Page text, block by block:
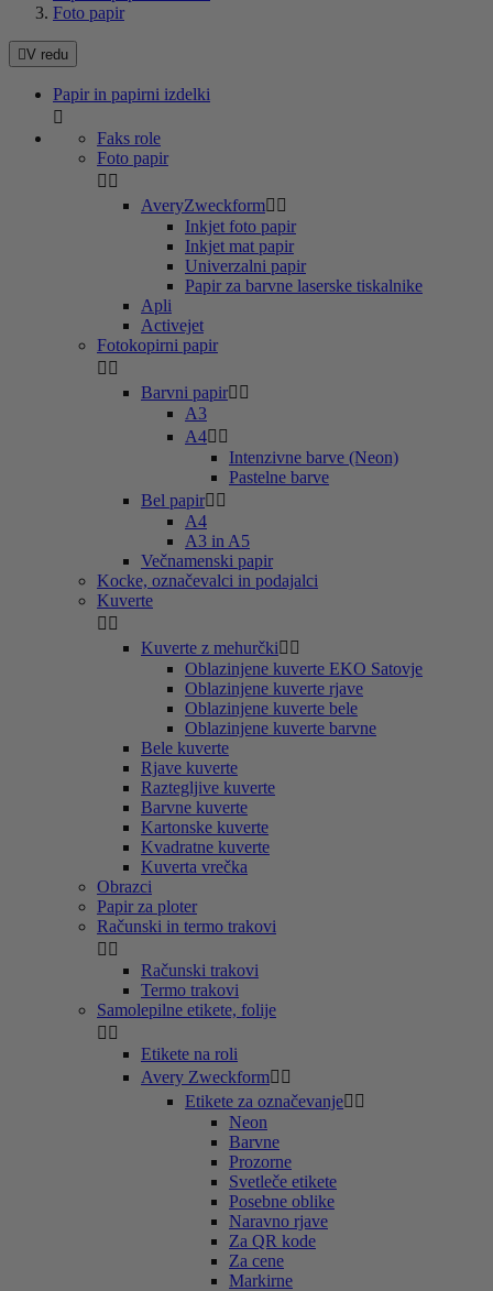
Foto papir
V redu
Papir in papirni izdelki

Faks role
Foto papir
 
AveryZweckform 
Inkjet foto papir
Inkjet mat papir
Univerzalni papir
Papir za barvne laserske tiskalnike
Apli
Activejet
Fotokopirni papir
 
Barvni papir 
A3
A4 
Intenzivne barve (Neon)
Pastelne barve
Bel papir 
A4
A3 in A5
Večnamenski papir
Kocke, označevalci in podajalci
Kuverte
 
Kuverte z mehurčki 
Oblazinjene kuverte EKO Satovje
Oblazinjene kuverte rjave
Oblazinjene kuverte bele
Oblazinjene kuverte barvne
Bele kuverte
Rjave kuverte
Raztegljive kuverte
Barvne kuverte
Kartonske kuverte
Kvadratne kuverte
Kuverta vrečka
Obrazci
Papir za ploter
Računski in termo trakovi
 
Računski trakovi
Termo trakovi
Samolepilne etikete, folije
 
Etikete na roli
Avery Zweckform 
Etikete za označevanje 
Neon
Barvne
Prozorne
Svetleče etikete
Posebne oblike
Naravno rjave
Za QR kode
Za cene
Markirne